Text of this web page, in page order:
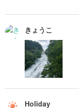
きょうこ
Holiday